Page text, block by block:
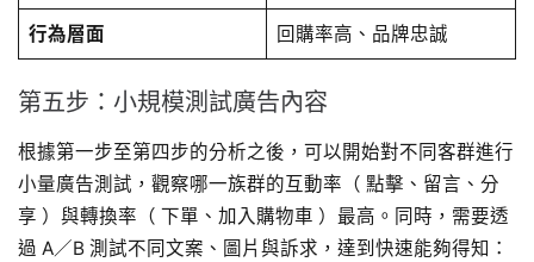
行為層面 回購率高、品牌忠誠
第五步：小規模測試廣告內容
根據第一步至第四步的分析之後，可以開始對不同客群進行
小量廣告測試，觀察哪一族群的互動率（ 點擊、留言、分
享 ）與轉換率（ 下單、加入購物車 ）最高。同時，需要透
過 A／B 測試不同文案、圖片與訴求，達到快速能夠得知：